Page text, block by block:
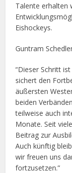
Talente erhalten
Eishockeys.
Guntram
“Dieser Schritt
sichert den
äußersten
beiden
teilweise auch
Monate. Seit
Beitrag zur
Auch künftig
wir freuen uns
fortzusetzen.”